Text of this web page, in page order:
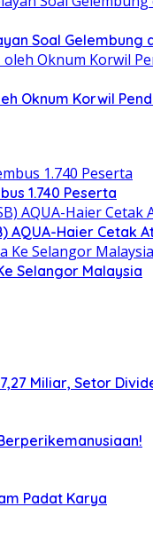
Soal Gelembung
Oknum Korwil
1.740 Peserta
AQUA-Haier Cetak
Selangor Malaysia
Miliar, Setor
Padat Karya